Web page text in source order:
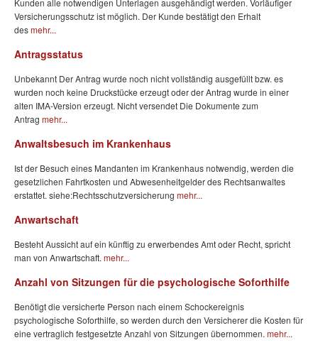
Kunden alle notwendigen Unterlagen ausgehändigt werden. Vorläufiger
Versicherungsschutz ist möglich. Der Kunde bestätigt den Erhalt
desmehr...
Antragsstatus
Unbekannt Der Antrag wurde noch nicht vollständig ausgefüllt bzw. es
wurden noch keine Druckstücke erzeugt oder der Antrag wurde in einer
alten IMA-Version erzeugt. Nicht versendet Die Dokumente zum
Antrag mehr...
Anwaltsbesuch im Krankenhaus
Ist der Besuch eines Mandanten im Krankenhaus notwendig, werden die
gesetzlichen Fahrtkosten und Abwesenheitgelder des Rechtsanwaltes
erstattet. siehe:Rechtsschutzversicherung mehr...
Anwartschaft
Besteht Aussicht auf ein künftig zu erwerbendes Amt oder Recht, spricht
man von Anwartschaft. mehr...
Anzahl von Sitzungen für die psychologische Soforthilfe
Benötigt die versicherte Person nach einem Schockereignis
psychologische Soforthilfe, so werden durch den Versicherer die Kosten für
eine vertraglich festgesetzte Anzahl von Sitzungen übernommen.mehr...